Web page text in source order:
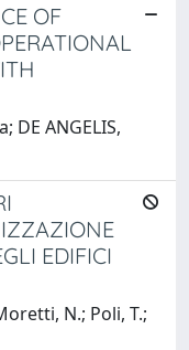
OF
DE ANGELIS,
EDIFICI
N.; Poli, T.;